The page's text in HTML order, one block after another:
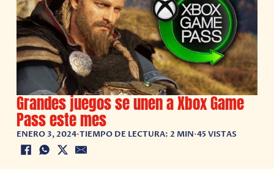
Grandes juegos se unen a Xbox Game
Pass este mes
ENERO 3, 2024•TIEMPO DE LECTURA: 2 MIN•45 VISTAS